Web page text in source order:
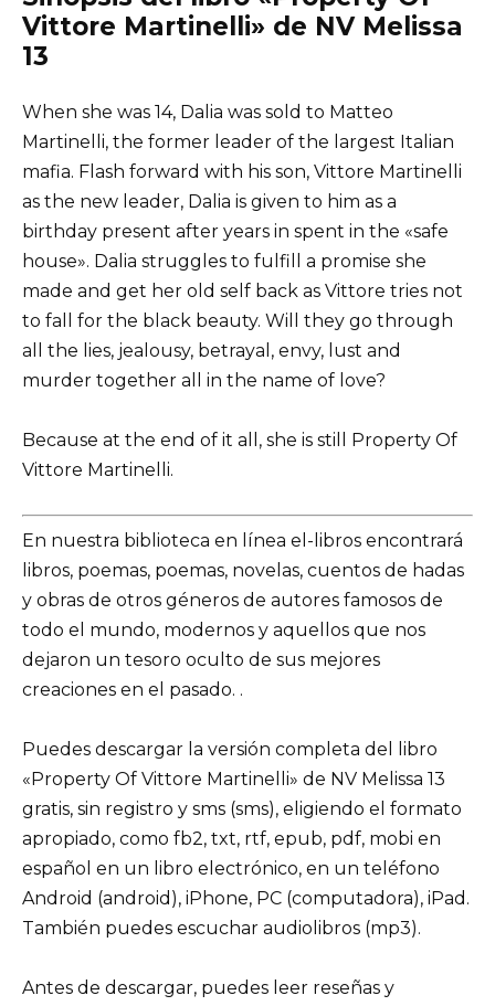
Vittore Martinelli» de NV Melissa
13
When she was 14, Dalia was sold to Matteo
Martinelli, the former leader of the largest Italian
mafia. Flash forward with his son, Vittore Martinelli
as the new leader, Dalia is given to him as a
birthday present after years in spent in the «safe
house». Dalia struggles to fulfill a promise she
made and get her old self back as Vittore tries not
to fall for the black beauty. Will they go through
all the lies, jealousy, betrayal, envy, lust and
murder together all in the name of love?
Because at the end of it all, she is still Property Of
Vittore Martinelli.
En nuestra biblioteca en línea el-libros encontrará
libros, poemas, poemas, novelas, cuentos de hadas
y obras de otros géneros de autores famosos de
todo el mundo, modernos y aquellos que nos
dejaron un tesoro oculto de sus mejores
creaciones en el pasado. .
Puedes descargar la versión completa del libro
«Property Of Vittore Martinelli» de NV Melissa 13
gratis, sin registro y sms (sms), eligiendo el formato
apropiado, como fb2, txt, rtf, epub, pdf, mobi en
español en un libro electrónico, en un teléfono
Android (android), iPhone, PC (computadora), iPad.
También puedes escuchar audiolibros (mp3).
Antes de descargar, puedes leer reseñas y